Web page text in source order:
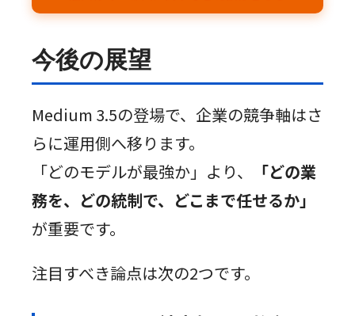
今後の展望
Medium 3.5の登場で、企業の競争軸はさ
らに運用側へ移ります。
「どのモデルが最強か」より、
「どの業
務を、どの統制で、どこまで任せるか」
が重要です。
注目すべき論点は次の2つです。